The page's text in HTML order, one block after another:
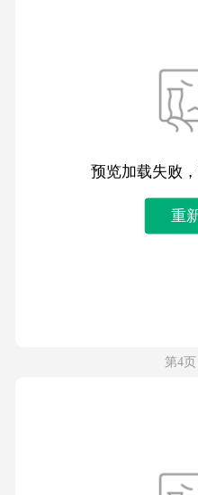
预览加载失败
重
第4